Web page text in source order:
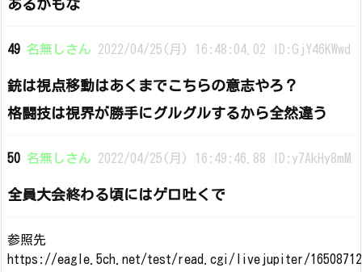
あるかもな
49 名無しさん 2022/04/25(月) 16:48:04.02 ID:GjY46KWwd
銃は視点移動はあくまでこちらの意志やろ？
格闘技は視界が勝手にグルグルするから全然違う
50 名無しさん 2022/04/25(月) 16:49:46.88 ID:y7AkHy8mM
全員大会終わる頃にはゲロ吐くで
参照先
https://eagle.5ch.net/test/read.cgi/livejupiter/